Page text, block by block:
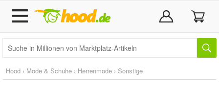
Hood › Mode & Schuhe › Herrenmode › Sonstige